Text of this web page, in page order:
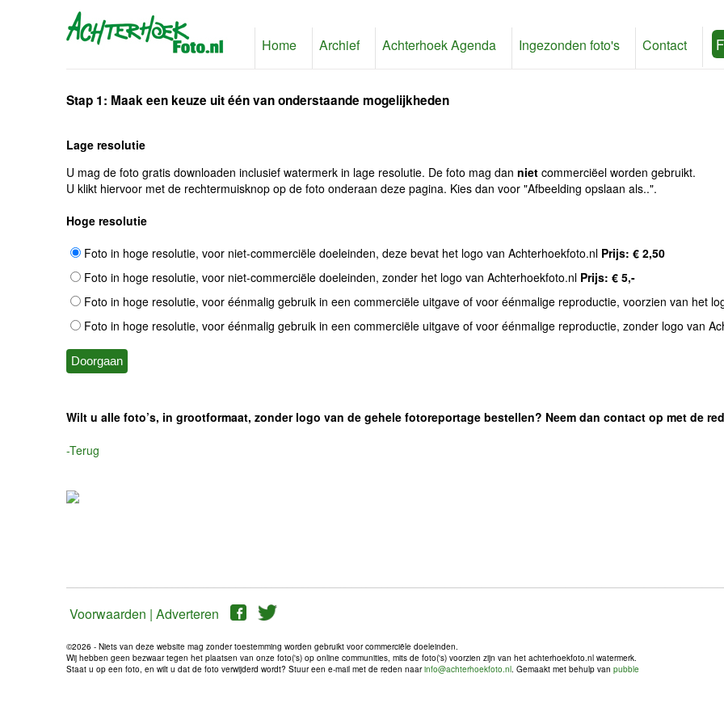
Home Archief Achterhoek Agenda Ingezonden foto's Contact
Stap 1: Maak een keuze uit één van onderstaande mogelijkheden
Lage resolutie
U mag de foto gratis downloaden inclusief watermerk in lage resolutie. De foto mag dan niet commerciëel worden gebruikt.
U klikt hiervoor met de rechtermuisknop op de foto onderaan deze pagina. Kies dan voor "Afbeelding opslaan als..".
Hoge resolutie
Foto in hoge resolutie, voor niet-commerciële doeleinden, deze bevat het logo van Achterhoekfoto.nl Prijs: € 2,50
Foto in hoge resolutie, voor niet-commerciële doeleinden, zonder het logo van Achterhoekfoto.nl Prijs: € 5,-
Foto in hoge resolutie, voor éénmalig gebruik in een commerciële uitgave of voor éénmalige reproductie, voorzien van het
Foto in hoge resolutie, voor éénmalig gebruik in een commerciële uitgave of voor éénmalige reproductie, zonder logo van
Wilt u alle foto’s, in grootformaat, zonder logo van de gehele fotoreportage bestellen? Neem dan contact op met de
-Terug
Voorwaarden | Adverteren
©2026 - Niets van deze website mag zonder toestemming worden gebruikt voor commerciële doeleinden.
Wij hebben geen bezwaar tegen het plaatsen van onze foto('s) op online communities, mits de foto('s) voorzien zijn van het achterhoekfoto.nl watermerk.
Staat u op een foto, en wilt u dat de foto verwijderd wordt? Stuur een e-mail met de reden naarinfo@achterhoekfoto.nl. Gemaakt met behulp van pubble